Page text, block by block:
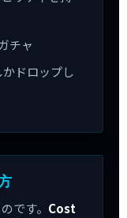
チャ
かドロップし
です。 Cost